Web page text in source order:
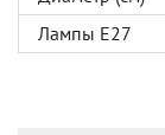
Лампы Е27